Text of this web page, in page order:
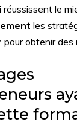
réussissent le
les
pour obtenir des